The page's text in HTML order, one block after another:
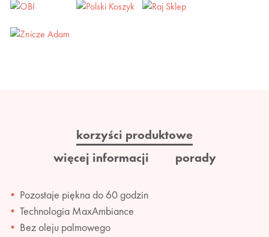
korzyści produktowe
więcej informacji
porady
Pozostaje piękna do 60 godzin
Technologia MaxAmbiance
Bez oleju palmowego